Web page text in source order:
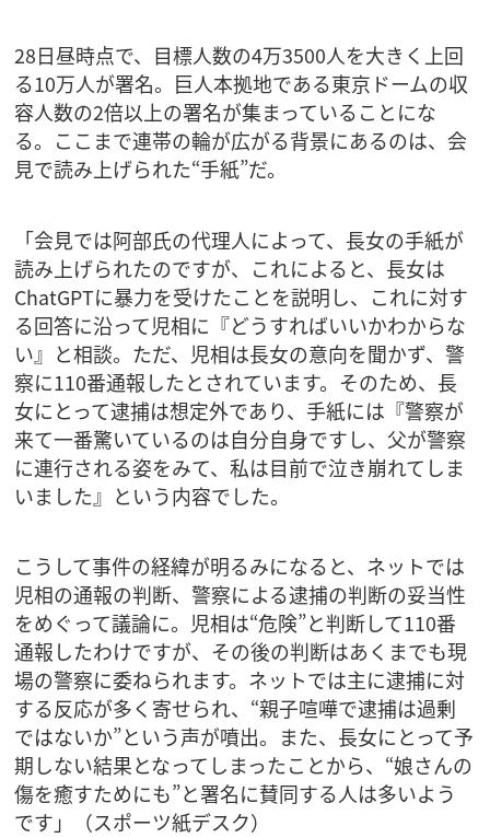
28日昼時点で、目標人数の4万3500人を大きく上回
る10万人が署名。巨人本拠地である東京ドームの収
容人数の2倍以上の署名が集まっていることにな
る。ここまで連帯の輪が広がる背景にあるのは、会
見で読み上げられた“手紙”だ。
「会見では阿部氏の代理人によって、長女の手紙が
読み上げられたのですが、これによると、長女は
ChatGPTに暴力を受けたことを説明し、これに対す
る回答に沿って児相に『どうすればいいかわからな
い』と相談。ただ、児相は長女の意向を聞かず、警
察に110番通報したとされています。そのため、長
女にとって逮捕は想定外であり、手紙には『警察が
来て一番驚いているのは自分自身ですし、父が警察
に連行される姿をみて、私は目前で泣き崩れてしま
いました』という内容でした。
こうして事件の経緯が明るみになると、ネットでは
児相の通報の判断、警察による逮捕の判断の妥当性
をめぐって議論に。児相は“危険”と判断して110番
通報したわけですが、その後の判断はあくまでも現
場の警察に委ねられます。ネットでは主に逮捕に対
する反応が多く寄せられ、“親子喧嘩で逮捕は過剰
ではないか”という声が噴出。また、長女にとって予
期しない結果となってしまったことから、“娘さんの
傷を癒すためにも”と署名に賛同する人は多いよう
です」（スポーツ紙デスク）